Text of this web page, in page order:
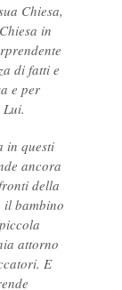
Chiesa,
in
di fatti e
e per
in questi
ancora
della
il bambino
attorno
E